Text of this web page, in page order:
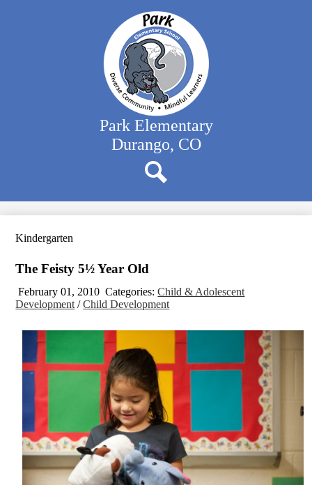
to
main
content
Park Elementary
Durango, CO
Kindergarten
The Feisty 5½ Year Old
February 01, 2010 Categories:Child & Adolescent
Development /Child Development